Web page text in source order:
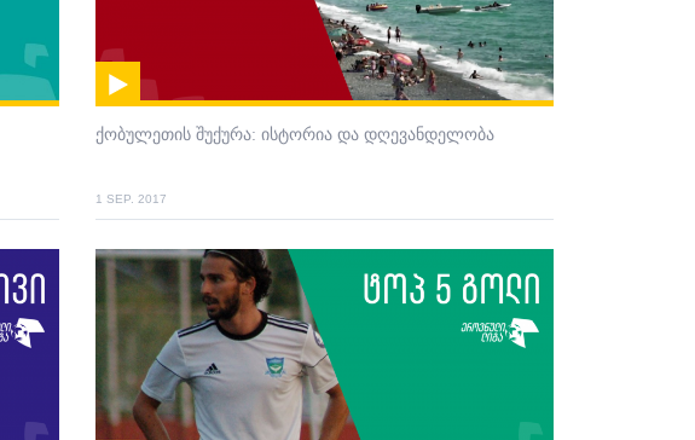
ქობულეთის შუქურა: ისტორია და დღევანდელობა
1 SEP. 2017